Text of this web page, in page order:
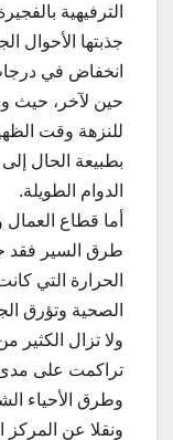
الترفيهية
جذبتها الأحوال
انخفاض في
حين لآخر، حيث
للنزهة وقت
بطبيعة الحال
الدوام الطويلة.
أما قطاع
طرق السير فقد
الحرارة التي
الصحية وتؤرق
ولا تزال الكثير
تراكمت على مدى
وطرق الأحياء
ونقلا عن المركز